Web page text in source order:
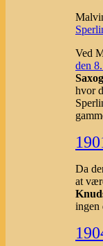
Ved
den
hvor
Da
at
ingen